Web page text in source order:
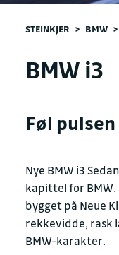
STEINKJER > BMW >
BMW i3
Føl
Nye BMW i3
kapittel for
bygget på Neue
rekkevidde, rask
BMW-karakter.